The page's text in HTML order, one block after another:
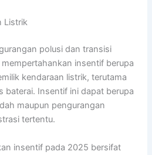
Listrik
polusi dan transisi
insentif berupa
kendaraan listrik, terutama
baterai. Insentif ini dapat berupa
maupun pengurangan
tertentu.
insentif pada 2025 bersifat